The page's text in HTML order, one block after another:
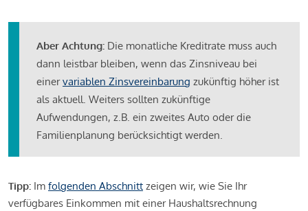
Aber Achtung: Die monatliche Kreditrate muss auch
dann leistbar bleiben, wenn das Zinsniveau bei
einervariablen Zinsvereinbarung zukünftig höher ist
als aktuell. Weiters sollten zukünftige
Aufwendungen, z.B. ein zweites Auto oder die
Familienplanung berücksichtigt werden.
Tipp: Im folgenden Abschnitt zeigen wir, wie Sie Ihr
verfügbares Einkommen mit einer Haushaltsrechnung